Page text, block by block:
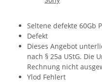
Seltene defekte 60Gb
Defekt
Dieses Angebot
nach § 25a UStG. Die
Rechnung nicht
Ylod Fehlert